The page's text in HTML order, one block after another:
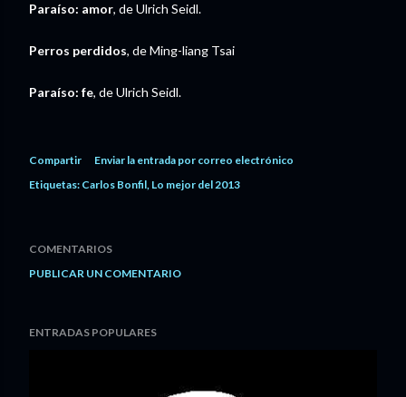
Paraíso: amor, de Ulrich Seidl.
Perros perdidos, de Ming-liang Tsai
Paraíso: fe, de Ulrich Seidl.
Compartir
Enviar la entrada por correo electrónico
Etiquetas: Carlos Bonfil Lo mejor del 2013
COMENTARIOS
PUBLICAR UN COMENTARIO
ENTRADAS POPULARES